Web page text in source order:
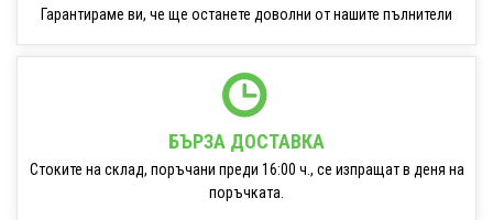
Гарантираме ви, че ще останете доволни от нашите пълнители
БЪРЗА ДОСТАВКА
Стоките на склад, поръчани преди 16:00 ч., се изпращат в деня на
поръчката.